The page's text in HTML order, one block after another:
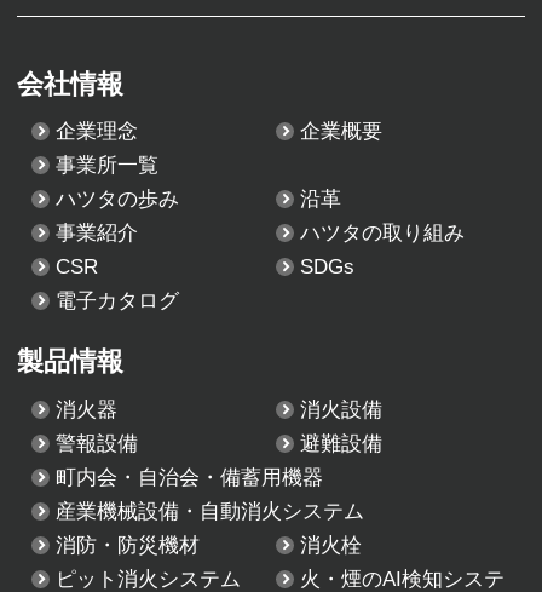
会社情報
企業理念
企業概要
事業所一覧
ハツタの歩み
沿革
事業紹介
ハツタの取り組み
CSR
SDGs
電子カタログ
製品情報
消火器
消火設備
警報設備
避難設備
町内会・自治会・備蓄用機器
産業機械設備・自動消火システム
消防・防災機材
消火栓
ピット消火システム
火・煙のAI検知システ